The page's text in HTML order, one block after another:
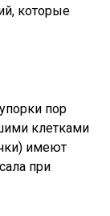
которые
пор
клетками
имеют
при